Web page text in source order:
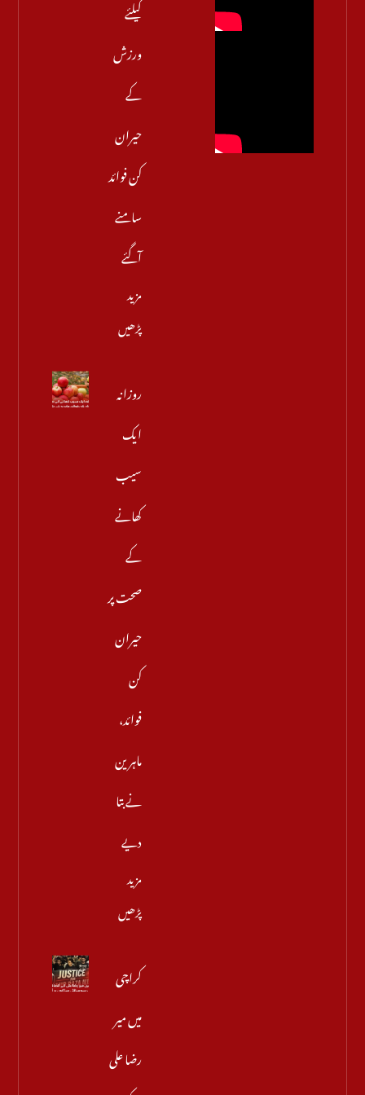
کیلئے
ورزش
کے
حیران
کن فوائد
سامنے
آگئے
مزید
پڑھیں
روزانہ
ایک
سیب
کھانے
کے
صحت پر
حیران
کن
فوائد،
ماہرین
نے بتا
دیے
مزید
پڑھیں
کراچی
میں میر
رضا علی